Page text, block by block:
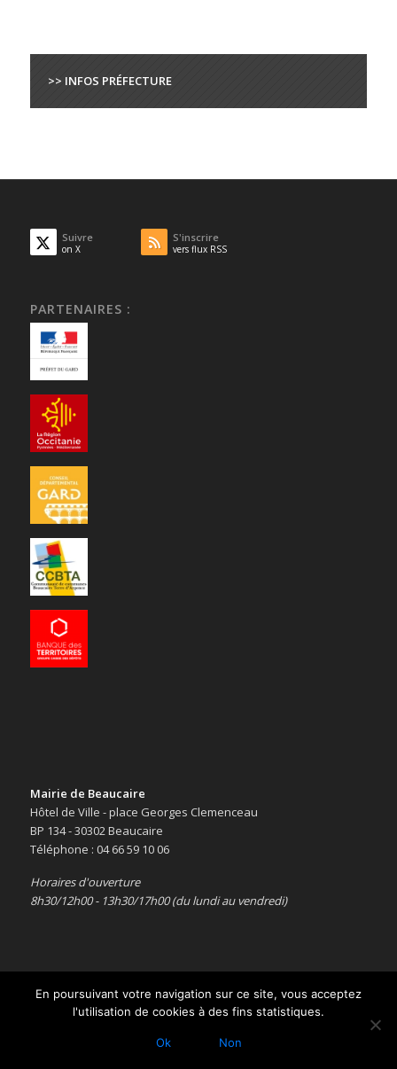
>> INFOS PRÉFECTURE
Suivre
on X
S'inscrire
vers flux RSS
PARTENAIRES :
Mairie de Beaucaire
Hôtel de Ville - place Georges Clemenceau
BP 134 - 30302 Beaucaire
Téléphone : 04 66 59 10 06
Horaires d'ouverture
8h30/12h00 - 13h30/17h00 (du lundi au vendredi)
Copyright © 2016 -Le site officiel de la ville de Beaucaire-Mentions
En poursuivant votre navigation sur ce site, vous acceptez
l'utilisation de cookies à des fins statistiques.
Ok Non